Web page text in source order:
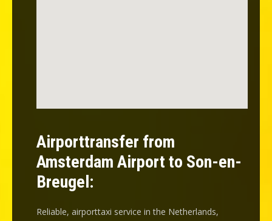
Airporttransfer from
Amsterdam Airport to Son-en-
Breugel:
Reliable, airporttaxi service in the Netherlands,